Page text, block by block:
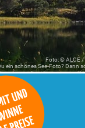
Foto: © ALCE /
ein schönes See-Foto? Dann